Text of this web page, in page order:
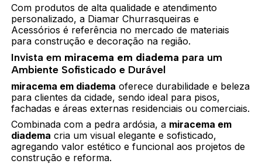
Com produtos de alta qualidade e atendimento
personalizado, a Diamar Churrasqueiras e
Acessórios é referência no mercado de materiais
para construção e decoração na região.
Invista em miracema em diadema para um
Ambiente Sofisticado e Durável
miracema em diadema oferece durabilidade e beleza
para clientes da cidade, sendo ideal para pisos,
fachadas e áreas externas residenciais ou comerciais.
Combinada com a pedra ardósia, a miracema em
diadema cria um visual elegante e sofisticado,
agregando valor estético e funcional aos projetos de
construção e reforma.